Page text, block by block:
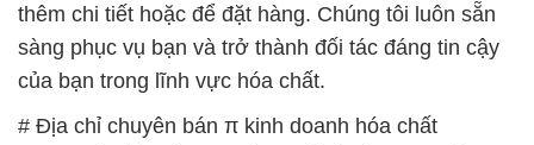
thêm chi tiết hoặc để đặt hàng. Chúng tôi luôn sẵn
sàng phục vụ bạn và trở thành đối tác đáng tin cậy
của bạn trong lĩnh vực hóa chất.
# Địa chỉ chuyên bán π kinh doanh hóa chất